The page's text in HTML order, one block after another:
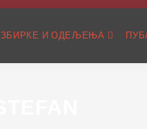
ЗБИРКЕ И ОДЕЉЕЊА